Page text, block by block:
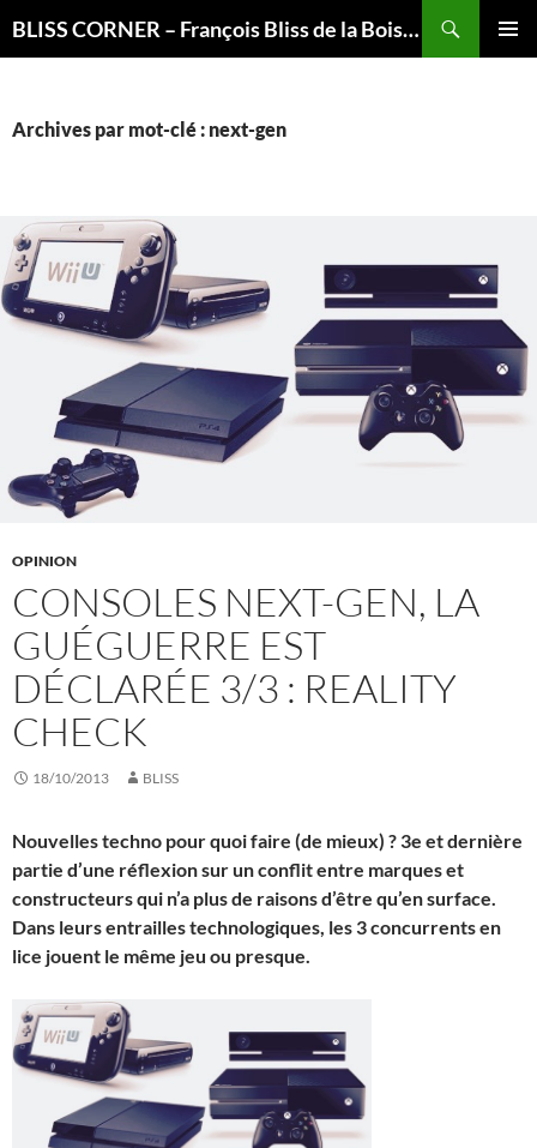
BLISS CORNER – François Bliss de la Boissière is here
Archives par mot-clé : next-gen
OPINION
CONSOLES NEXT-GEN, LA
GUÉGUERRE EST
DÉCLARÉE 3/3 : REALITY
CHECK
18/10/2013 BLISS
Nouvelles techno pour quoi faire (de mieux) ? 3e et dernière
partie d’une réflexion sur un conflit entre marques et
constructeurs qui n’a plus de raisons d’être qu’en surface.
Dans leurs entrailles technologiques, les 3 concurrents en
lice jouent le même jeu ou presque.